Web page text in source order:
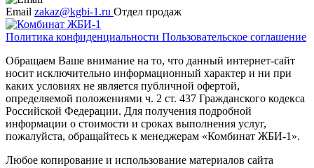
Email zakaz@kgbi-1.ru Отдел продаж
Политика конфиденциальности Пользовательское соглашение
Обращаем Ваше внимание на то, что данный интернет-сайт
носит исключительно информационный характер и ни при
каких условиях не является публичной офертой,
определяемой положениями ч. 2 ст. 437 Гражданского кодекса
Российской Федерации. Для получения подробной
информации о стоимости и сроках выполнения услуг,
пожалуйста, обращайтесь к менеджерам «Комбинат ЖБИ-1».
Любое копирование и использование материалов сайта